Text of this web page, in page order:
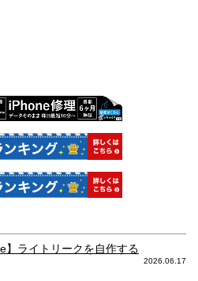
】ライトリークを自作する
2026.06.17